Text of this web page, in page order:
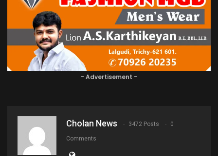
- Advertisement -
Cholan News 3472 Posts 0
Comments